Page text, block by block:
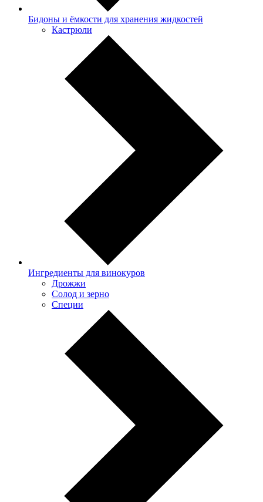
Бидоны и ёмкости для хранения жидкостей
Кастрюли
Ингредиенты для винокуров
Дрожжи
Солод и зерно
Специи